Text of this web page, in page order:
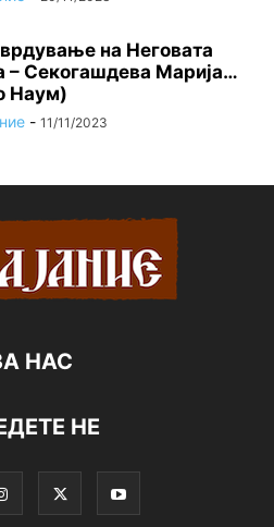
на Неговата
– Секогашдева Марија…
Наум)
- 11/11/2023
НАС
НЕ